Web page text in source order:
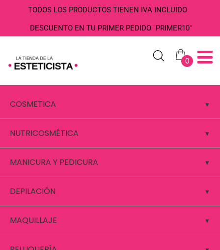
TODOS LOS PRODUCTOS TIENEN IVA INCLUIDO
DESCUENTO EN TU PRIMER PEDIDO "PRIMER10"
0
COSMETICA
NUTRICOSMÉTICA
MANICURA Y PEDICURA
DEPILACIÓN
MAQUILLAJE